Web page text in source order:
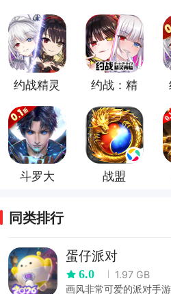
约战精灵
约战：精
斗罗大
再临
（0.1折
版）
战盟
同类排行
蛋仔派对
6.0
1.97 GB
画风非常可爱的派对手游